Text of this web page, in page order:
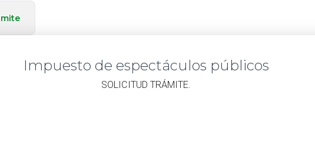
Impuesto de espectáculos públicos
​SOLICITUD TRÁMITE.